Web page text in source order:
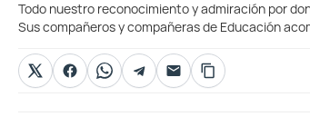
Todo nuestro reconocimiento y admiración por
Sus compañeros y compañeras de Educación